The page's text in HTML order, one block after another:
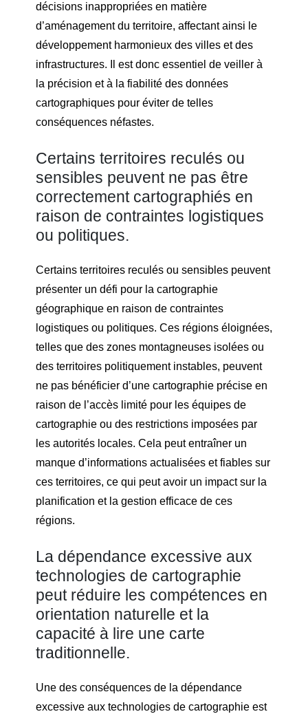
décisions inappropriées en matière
d’aménagement du territoire, affectant ainsi le
développement harmonieux des villes et des
infrastructures. Il est donc essentiel de veiller à
la précision et à la fiabilité des données
cartographiques pour éviter de telles
conséquences néfastes.
Certains territoires reculés ou
sensibles peuvent ne pas être
correctement cartographiés en
raison de contraintes logistiques
ou politiques.
Certains territoires reculés ou sensibles peuvent
présenter un défi pour la cartographie
géographique en raison de contraintes
logistiques ou politiques. Ces régions éloignées,
telles que des zones montagneuses isolées ou
des territoires politiquement instables, peuvent
ne pas bénéficier d’une cartographie précise en
raison de l’accès limité pour les équipes de
cartographie ou des restrictions imposées par
les autorités locales. Cela peut entraîner un
manque d’informations actualisées et fiables sur
ces territoires, ce qui peut avoir un impact sur la
planification et la gestion efficace de ces
régions.
La dépendance excessive aux
technologies de cartographie
peut réduire les compétences en
orientation naturelle et la
capacité à lire une carte
traditionnelle.
Une des conséquences de la dépendance
excessive aux technologies de cartographie est